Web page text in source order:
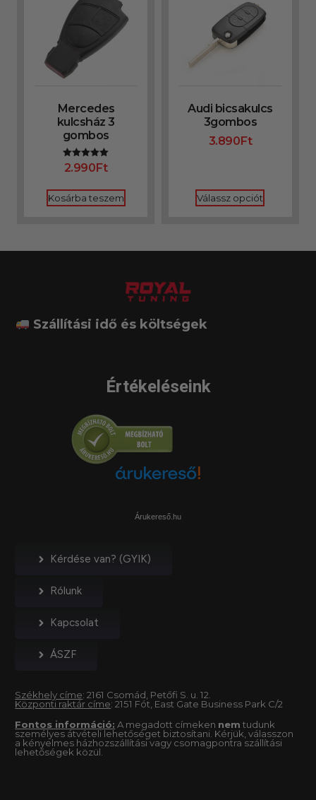
Mercedes
kulcsház 3
gombos
Értékelés:
5.00
2.990Ft
Kosárba teszem
Audi bicsakulcs
3gombos
3.890Ft
Válassz opciót
Szállítási idő és költségek
Értékeléseink
Árukereső.hu
Kérdése van? (GYIK)
Rólunk
Kapcsolat
ÁSZF
Székhely címe: 2161 Csomád, Petőfi S. u. 12.
Központi raktár címe: 2151 Fót, East Gate Business Park C/2
Fontos információ: A megadott címeken nem tudunk
személyes átvételi lehetőséget biztosítani. Kérjük, válasszon
a kényelmes házhozszállítási vagy csomagpontra szállítási
lehetőségek közül.